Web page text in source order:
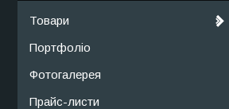
Товари
Портфоліо
Фотогалерея
Прайс-листи